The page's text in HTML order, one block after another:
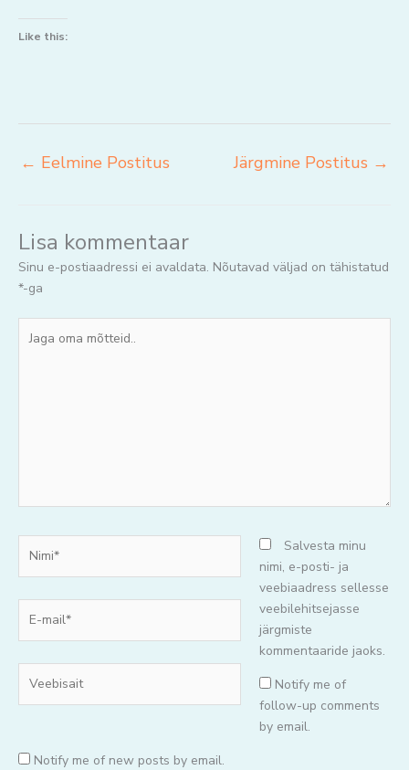
Like this:
← Eelmine Postitus Järgmine Postitus →
Lisa kommentaar
Sinu e-postiaadressi ei avaldata. Nõutavad väljad on tähistatud
*-ga
oma
mail*
Salvesta minu
nimi, e-posti- ja
veebiaadress sellesse
veebilehitsejasse
järgmiste
kommentaaride jaoks.
Notify me of
follow-up comments
by email.
Notify me of new posts by email.